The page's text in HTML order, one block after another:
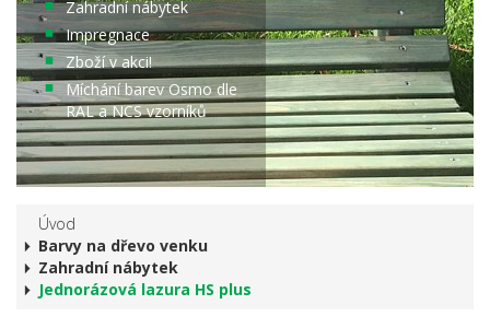
Zahradní nábytek
Impregnace
Zboží v akci!
Míchání barev Osmo dle
RAL a NCS vzorníků
Úvod
Barvy na dřevo venku
Zahradní nábytek
Jednorázová lazura HS plus